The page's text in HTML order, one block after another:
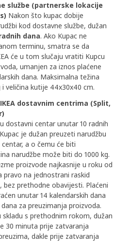
službe (partnerske lokacije
Nakon što kupac dobije
kod dostavne službe, dužan
dana. Ako Kupac ne
terminu, smatra se da
će u tom slučaju vratiti Kupcu
umanjen za iznos plaćene
dana. Maksimalna težina
veličina kutije 44x30x40 cm.
dostavnim centrima (Split,
dostavni centar unutar 10 radnih
je dužan preuzeti narudžbu
a o čemu će biti
narudžbe može biti do 1000 kg.
proizvode najkasnije u roku od
pravo na jednostrani raskid
prethodne obavijesti. Plaćeni
unutar 14 kalendarskih dana
za preuzimanja proizvoda.
skladu s prethodnim rokom, dužan
30 minuta prije zatvaranja
dakle prije zatvaranja